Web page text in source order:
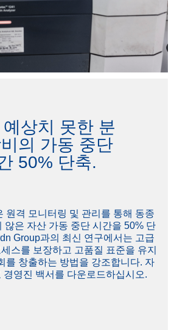
상치 못한 분
의 가동 중단
50% 단축.
원격 모니터링 및 관리를 통해 동종
않은 자산 가동 중단 시간을 50% 단
Group과의 최신 연구에서는 고급
스를 보장하고 고품질 표준을 유지
를 창출하는 방법을 강조합니다. 자
경영진 백서를 다운로드하십시오.